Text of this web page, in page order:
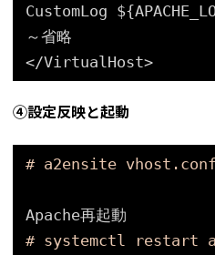
CustomLog
～省略
</VirtualHost>
④設定反映と起動
# a2ensite vhost.conf
Apache再起動
# systemctl restart